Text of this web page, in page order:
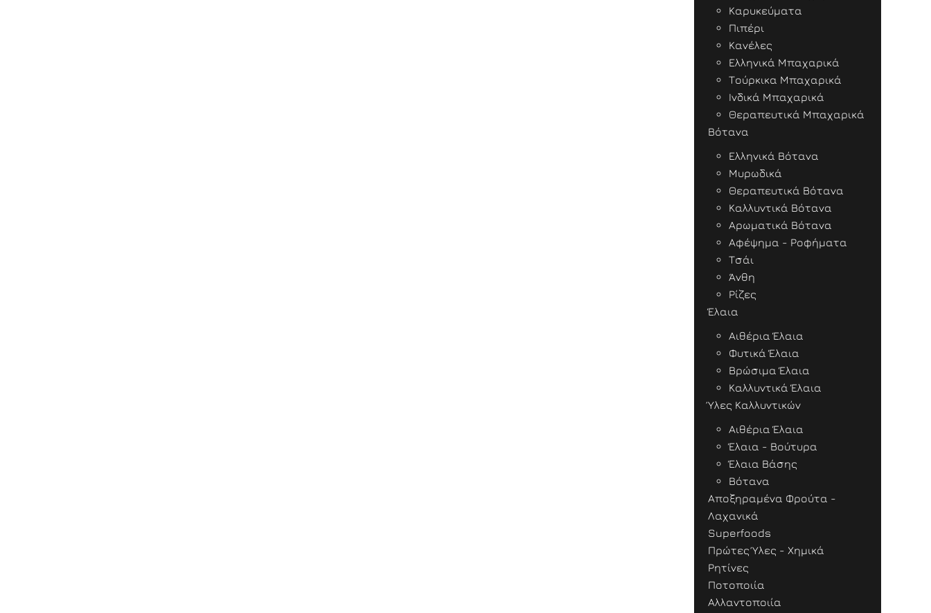
Καρυκεύματα
Πιπέρι
Κανέλες
Ελληνικά Μπαχαρικά
Τούρκικα Μπαχαρικά
Ινδικά Μπαχαρικά
Θεραπευτικά Μπαχαρικά
Βότανα
Ελληνικά Βότανα
Μυρωδικά
Θεραπευτικά Βότανα
Καλλυντικά Βότανα
Αρωματικά Βότανα
Αφέψημα - Ροφήματα
Τσάι
Άνθη
Ρίζες
Έλαια
Αιθέρια Έλαια
Φυτικά Έλαια
Βρώσιμα Έλαια
Καλλυντικά Έλαια
Ύλες Καλλυντικών
Αιθέρια Έλαια
Έλαια - Βούτυρα
Έλαια Βάσης
Βότανα
Αποξηραμένα Φρούτα -
Λαχανικά
Superfoods
Πρώτες Ύλες - Χημικά
Ρητίνες
Ποτοποιία
Αλλαντοποιία